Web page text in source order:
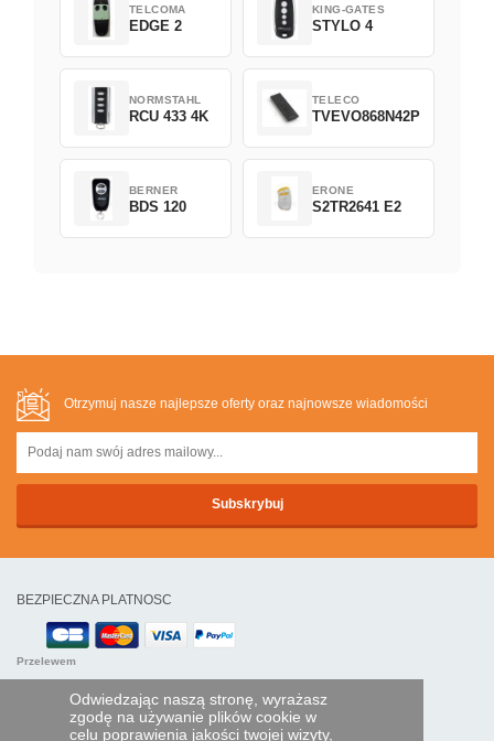
Odwiedzając naszą stronę, wyrażasz
zgodę na używanie plików cookie w
celu poprawienia jakości twojej wizyty,
TELCOMA
EDGE 2
KING-GATES
STYLO 4
NORMSTAHL
RCU 433 4K
TELECO
TVEVO868N42P
BERNER
BDS 120
ERONE
S2TR2641 E2
Otrzymuj nasze najlepsze oferty oraz najnowsze wiadomości
BEZPIECZNA PLATNOSC
Przelewem
POMOC I USŁUGI
Śledź swoje zamówienie